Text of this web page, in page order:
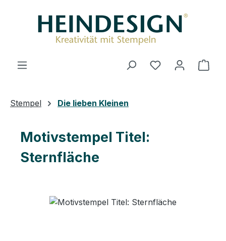
Stempel Die lieben Kleinen
Motivstempel Titel:
Sternfläche
Bildergalerie überspringen